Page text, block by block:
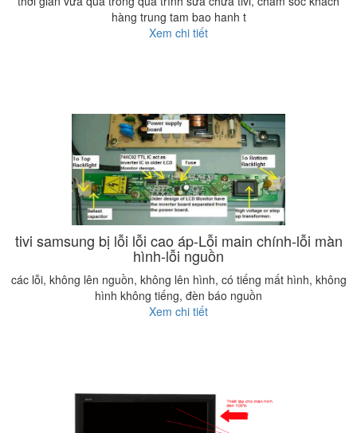
hàng trung tam bao hanh t
Xem chi tiết
tivi samsung bị lỗi lỗi cao áp-Lỗi main chính-lỗi màn
hình-lỗi nguồn
các lỗi, không lên nguồn, không lên hình, có tiếng mất hình, không
hình không tiếng, đèn báo nguồn
Xem chi tiết